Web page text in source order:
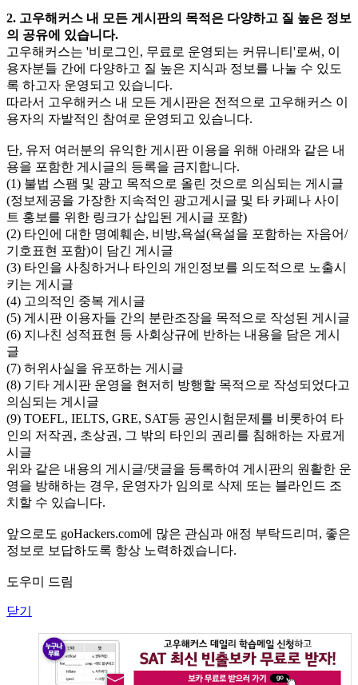
2. 고우해커스 내 모든 게시판의 목적은 다양하고 질 높은 정보
의 공유에 있습니다.
고우해커스는 '비로그인, 무료로 운영되는 커뮤니티'로써, 이
용자분들 간에 다양하고 질 높은 지식과 정보를 나눌 수 있도
록 하고자 운영되고 있습니다.
따라서 고우해커스 내 모든 게시판은 전적으로 고우해커스 이
용자의 자발적인 참여로 운영되고 있습니다.
단, 유저 여러분의 유익한 게시판 이용을 위해 아래와 같은 내
용을 포함한 게시글의 등록을 금지합니다.
(1) 불법 스팸 및 광고 목적으로 올린 것으로 의심되는 게시글
(정보제공을 가장한 지속적인 광고게시글 및 타 카페나 사이
트 홍보를 위한 링크가 삽입된 게시글 포함)
(2) 타인에 대한 명예훼손, 비방,욕설(욕설을 포함하는 자음어/
기호표현 포함)이 담긴 게시글
(3) 타인을 사칭하거나 타인의 개인정보를 의도적으로 노출시
키는 게시글
(4) 고의적인 중복 게시글
(5) 게시판 이용자들 간의 분란조장을 목적으로 작성된 게시글
(6) 지나친 성적표현 등 사회상규에 반하는 내용을 담은 게시
글
(7) 허위사실을 유포하는 게시글
(8) 기타 게시판 운영을 현저히 방행할 목적으로 작성되었다고
의심되는 게시글
(9) TOEFL, IELTS, GRE, SAT등 공인시험문제를 비롯하여 타
인의 저작권, 초상권, 그 밖의 타인의 권리를 침해하는 자료게
시글
위와 같은 내용의 게시글/댓글을 등록하여 게시판의 원활한 운
영을 방해하는 경우, 운영자가 임의로 삭제 또는 블라인드 조
치할 수 있습니다.
앞으로도 goHackers.com에 많은 관심과 애정 부탁드리며, 좋은
정보로 보답하도록 항상 노력하겠습니다.
도우미 드림
닫기